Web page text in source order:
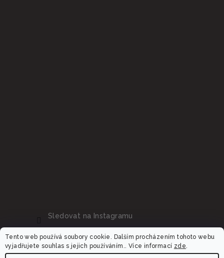
Tento web používá soubory cookie. Dalším procházením tohoto webu
vyjadřujete souhlas s jejich používáním.. Více informací zde.
Sledovat na Instagramu